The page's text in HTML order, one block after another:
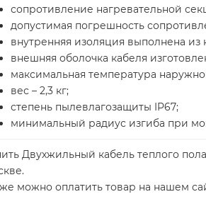
сопротивление нагревательной
допустимая погрешность
внутренняя изоляция выполнена из
внешняя оболочка кабеля
максимальная температура
вес – 2,3 кг;
степень пылевлагозащиты IP67;
минимальный радиус изгиба при
Двухжильный кабель теплого
можно оплатить товар на нашем